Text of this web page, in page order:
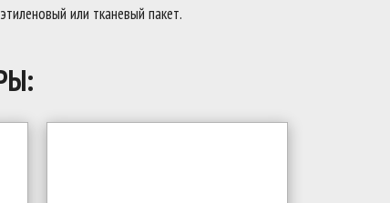
или тканевый пакет.